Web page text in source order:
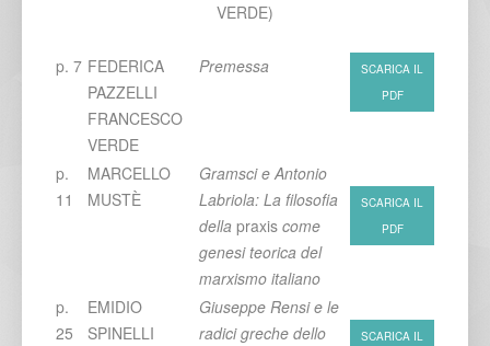
VERDE)
p. 7 FEDERICA
PAZZELLI
FRANCESCO
VERDE
Premessa
SCARICA IL
PDF
p.
11
MARCELLO
MUSTÈ
Gramsci e Antonio
Labriola: La filosofia
della praxis come
genesi teorica del
marxismo italiano
SCARICA IL
PDF
p.
25
EMIDIO
SPINELLI
Giuseppe Rensi e le
radici greche dello
SCARICA IL